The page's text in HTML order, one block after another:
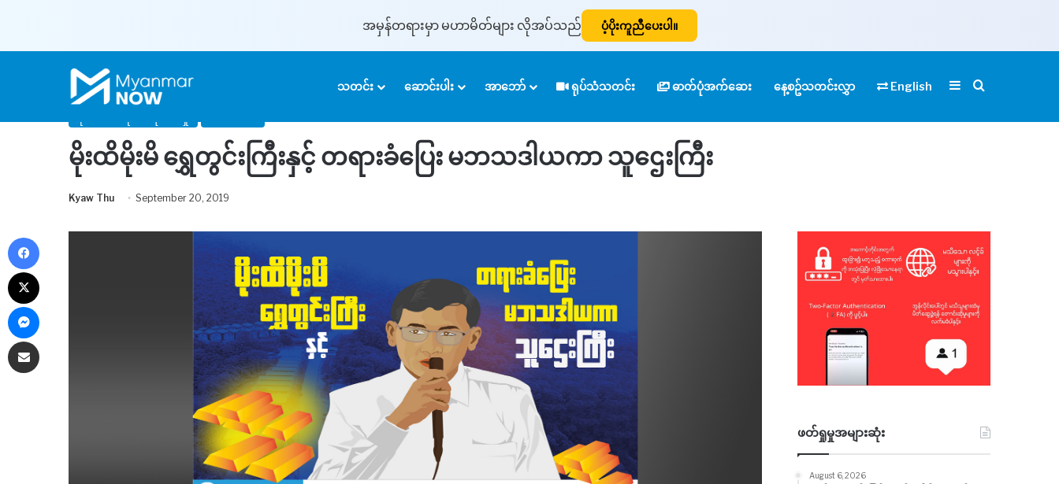
အမှန်တရားမှာ မဟာမိတ်များ လိုအပ်သည် ပံ့ပိုးကူညီပေးပါ။
သတင်း ဆောင်းပါး အာဘော် ရုပ်သံသတင်း ဓာတ်ပုံအက်ဆေး နေ့စဥ်သတင်းလွှာ English SidebarSearch for
Home ဆောင်းပါး/စုံစမ်းဖော်ထုတ်ရေးသားမှု မိုးထိမိုးမိ ရွှေတွင်းကြီးနှင့် တရားခံပြေး မဘသဒါယကာ သူဌေးကြီး
မိုးထိမိုးမိ ရွှေတွင်းကြီးနှင့် တရားခံပြေး မဘသဒါယကာ သူဌေးကြီး
Kyaw Thu September 20, 2019
ဖတ်ရှုမှုအများဆုံး
August 6, 2026